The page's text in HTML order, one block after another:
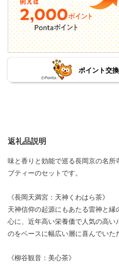
ポイント交
返礼品説明
味と香りと効能で巡る長岡京の名所
ブティーのセットです。
《長岡天満宮：天神くわはら茶》
天神信仰の起源にもあたる雷神と縁
心に、近年高い栄養価で人気の高い
のをベースに幅広い層に喜んでいた
《柳谷観音：美心茶》